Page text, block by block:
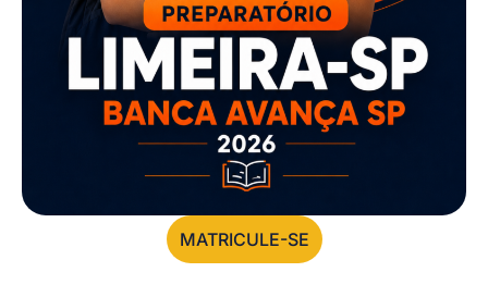
MATRICULE-SE